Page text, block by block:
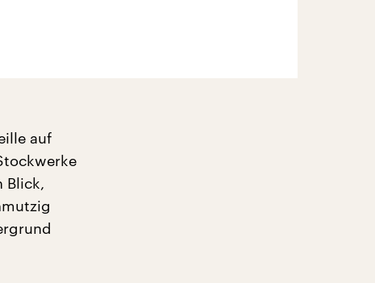
auf
Blick,